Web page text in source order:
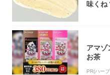
味くね
アマゾ
お茶
PR(ハー